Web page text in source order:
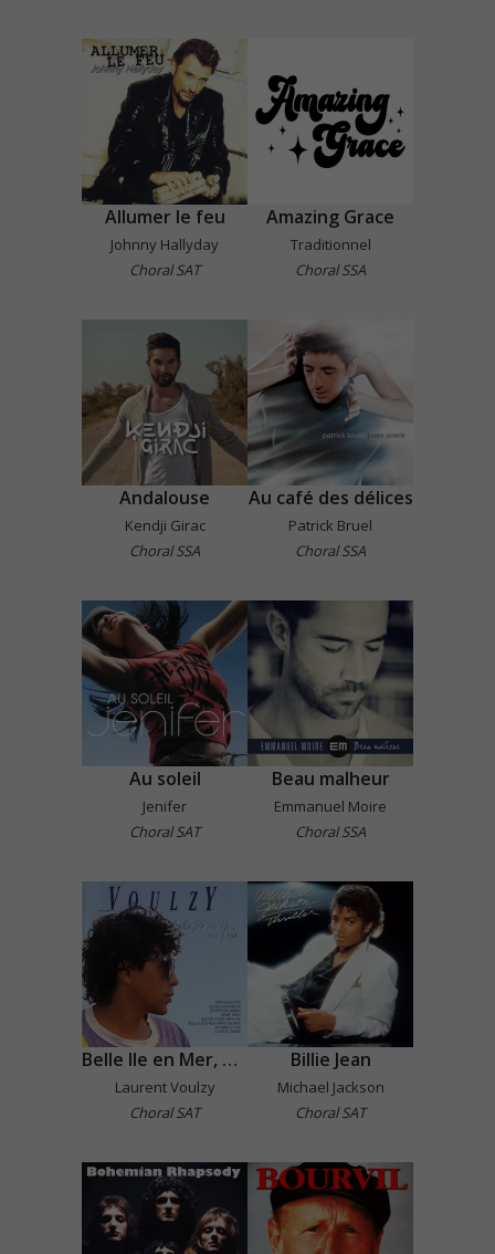
Allumer le feu
Johnny Hallyday
Choral SAT
Amazing Grace
Traditionnel
Choral SSA
Andalouse
Kendji Girac
Choral SSA
Au café des délices
Patrick Bruel
Choral SSA
Au soleil
Jenifer
Choral SAT
Beau malheur
Emmanuel Moire
Choral SSA
Belle Ile en Mer, Marie Galante
Laurent Voulzy
Choral SAT
Billie Jean
Michael Jackson
Choral SAT